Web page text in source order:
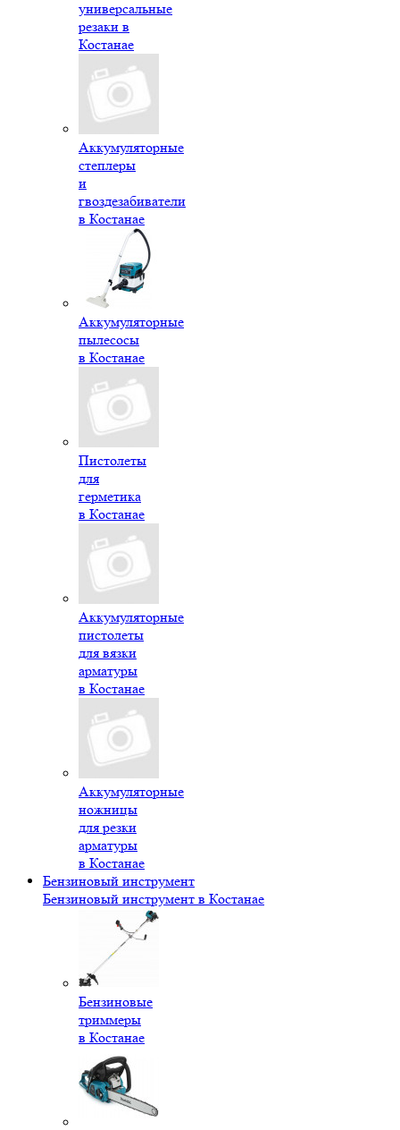
универсальные
резаки в
Костанае
Аккумуляторные
степлеры
и
гвоздезабиватели
в Костанае
Аккумуляторные
пылесосы
в Костанае
Пистолеты
для
герметика
в Костанае
Аккумуляторные
пистолеты
для вязки
арматуры
в Костанае
Аккумуляторные
ножницы
для резки
арматуры
в Костанае
Бензиновый инструмент
Бензиновый инструмент в Костанае
Бензиновые
триммеры
в Костанае